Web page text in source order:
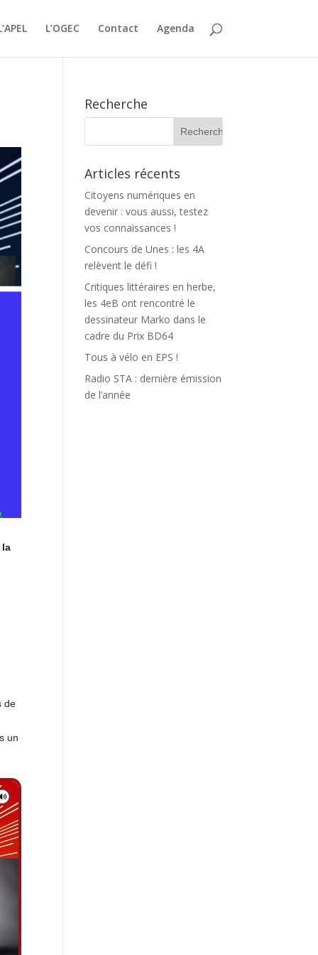
L’OGEC Contact Agenda
la
de
un
Recherche
Articles récents
Citoyens numériques en
devenir : vous aussi, testez
vos connaissances !
Concours de Unes : les 4A
relèvent le défi !
Critiques littéraires en herbe,
les 4eB ont rencontré le
dessinateur Marko dans le
cadre du Prix BD64
Tous à vélo en EPS !
Radio STA : dernière émission
de l’année